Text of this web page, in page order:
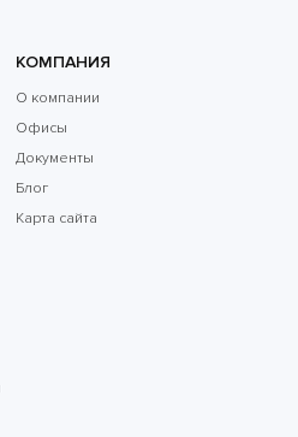
КОМПАНИЯ
О компании
Офисы
Документы
Блог
Карта сайта